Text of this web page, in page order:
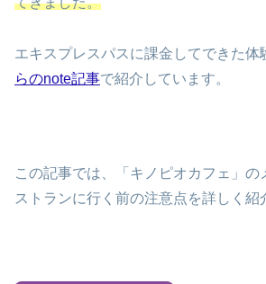
エキスプレスパスに課金してできた体
らのnote記事で紹介しています。
この記事では、「キノピオカフェ」の
ストランに行く前の注意点を詳しく紹